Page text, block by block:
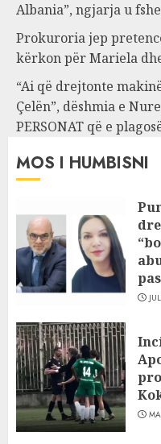
Albania”, ngjarja u
Prokuroria jep
kërkon për Mariela
“Ai që drejtonte
Çelën”, dëshmia e
PERSONAT që e
MOS I HUMBISNI